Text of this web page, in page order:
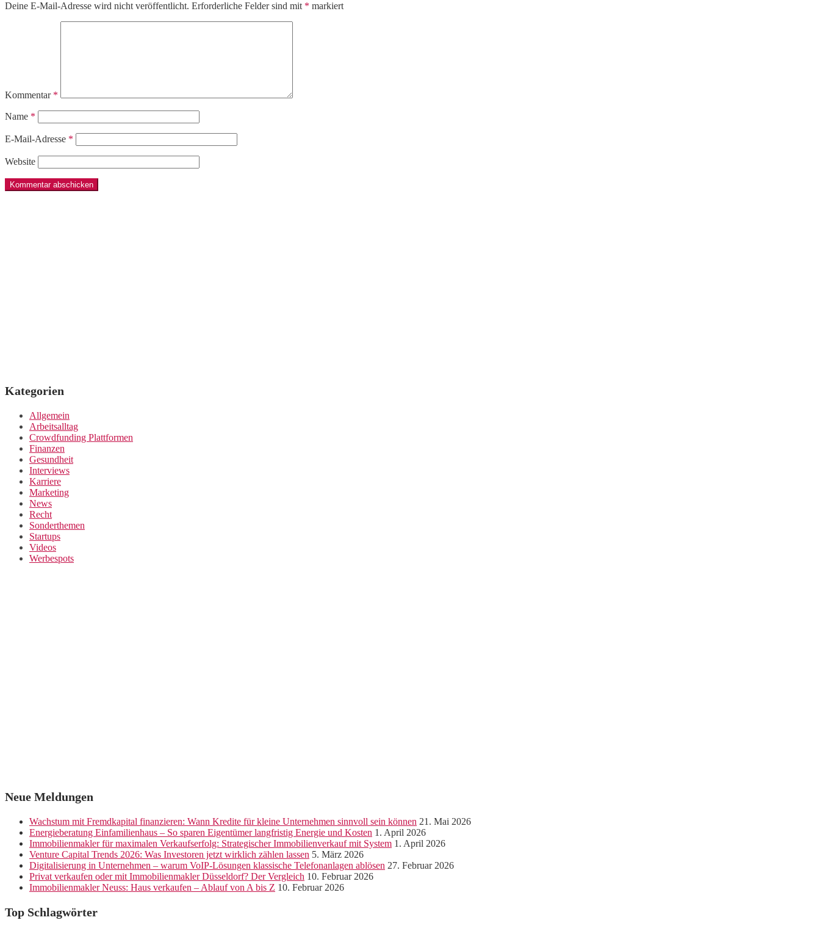
Deine E-Mail-Adresse wird nicht veröffentlicht. Erforderliche Felder sind mit * markiert
Kommentar *
Name *
E-Mail-Adresse *
Website
Kategorien
Allgemein
Arbeitsalltag
Crowdfunding Plattformen
Finanzen
Gesundheit
Interviews
Karriere
Marketing
News
Recht
Sonderthemen
Startups
Videos
Werbespots
Neue Meldungen
Wachstum mit Fremdkapital finanzieren: Wann Kredite für kleine Unternehmen sinnvoll sein können 21. Mai 2026
Energieberatung Einfamilienhaus – So sparen Eigentümer langfristig Energie und Kosten 1. April 2026
Immobilienmakler für maximalen Verkaufserfolg: Strategischer Immobilienverkauf mit System 1. April 2026
Venture Capital Trends 2026: Was Investoren jetzt wirklich zählen lassen 5. März 2026
Digitalisierung in Unternehmen – warum VoIP-Lösungen klassische Telefonanlagen ablösen 27. Februar 2026
Privat verkaufen oder mit Immobilienmakler Düsseldorf? Der Vergleich 10. Februar 2026
Immobilienmakler Neuss: Haus verkaufen – Ablauf von A bis Z 10. Februar 2026
Top Schlagwörter